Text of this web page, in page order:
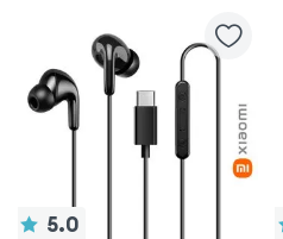
5.0